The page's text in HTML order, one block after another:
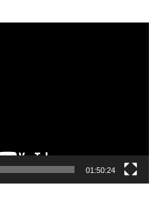
01:50:24